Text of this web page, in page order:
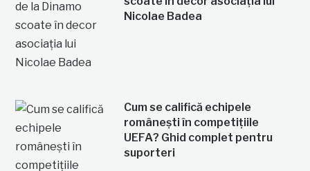
Nicolae Badea
Cum se califică echipele
românești în competițiile
UEFA? Ghid complet pentru
suporteri